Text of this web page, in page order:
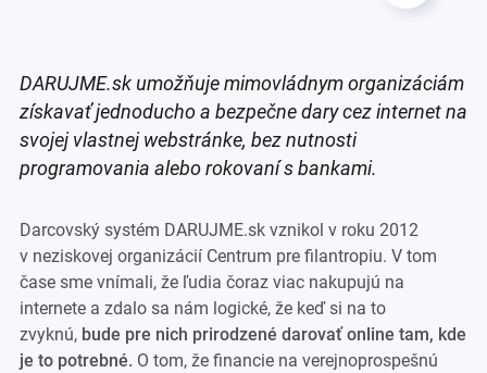
DARUJME.sk umožňuje mimovládnym organizáciám
získavať jednoducho a bezpečne dary cez internet na
svojej vlastnej webstránke, bez nutnosti
programovania alebo rokovaní s bankami.
Darcovský systém DARUJME.sk vznikol v roku 2012
v neziskovej organizácií Centrum pre filantropiu. V tom
čase sme vnímali, že ľudia čoraz viac nakupujú na
internete a zdalo sa nám logické, že keď si na to
zvyknú, bude pre nich prirodzené darovať online tam, kde
je to potrebné. O tom, že financie na verejnoprospešnú